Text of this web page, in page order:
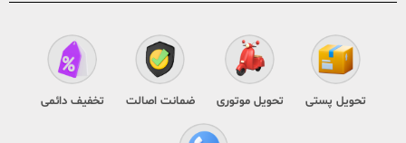
تحویل پستی تحویل موتوری ضمانت اصالت تخفیف دائمی